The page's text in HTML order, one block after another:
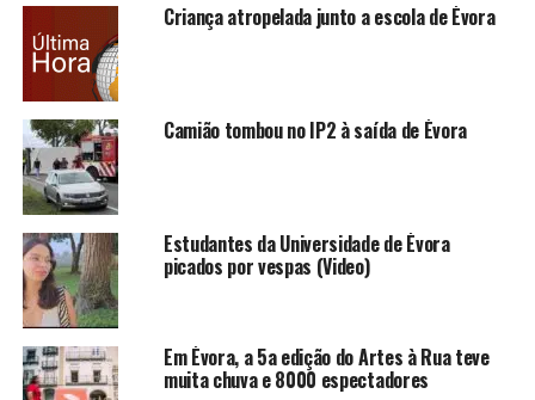
Criança atropelada junto a escola de Évora
Camião tombou no IP2 à saída de Évora
Estudantes da Universidade de Évora
picados por vespas (Video)
Em Évora, a 5a edição do Artes à Rua teve
muita chuva e 8000 espectadores